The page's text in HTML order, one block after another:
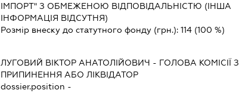
ІМПОРТ" З ОБМЕЖЕНОЮ ВІДПОВІДАЛЬНІСТЮ (ІНША
ІНФОРМАЦІЯ ВІДСУТНЯ)
Розмір внеску до статутного фонду (грн.): 114(100 %)
ЛУГОВИЙ ВІКТОР АНАТОЛІЙОВИЧ - ГОЛОВА КОМІСІЇ З
ПРИПИНЕННЯ АБО ЛІКВІДАТОР
dossier.position -